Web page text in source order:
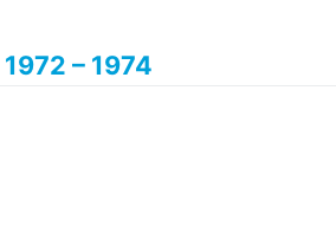
1972 – 1974